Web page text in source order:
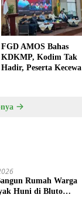
FGD AMOS Bahas
KDKMP, Kodim Tak
Hadir, Peserta Kecewa
Rumah Warga
Huni di Bluto